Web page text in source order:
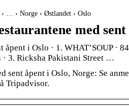
… › Norge › Østlandet › Oslo
med
åpent i Oslo · 1. WHAT’SOUP ·
· 3. Ricksha Pakistani Street …
sent åpent i Oslo, Norge: Se
Tripadvisor.